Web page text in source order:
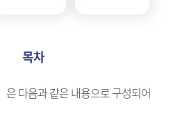
목차
은 다음과 같은 내용으로 구성되어